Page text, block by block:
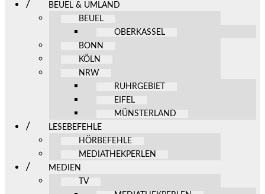
BEUEL & UMLAND
BEUEL
OBERKASSEL
BONN
KÖLN
NRW
RUHRGEBIET
EIFEL
MÜNSTERLAND
LESEBEFEHLE
HÖRBEFEHLE
MEDIATHEKPERLEN
MEDIEN
TV